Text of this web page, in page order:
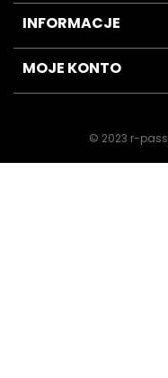
INFORMACJE
MOJE KONTO
© 2023 r-pass